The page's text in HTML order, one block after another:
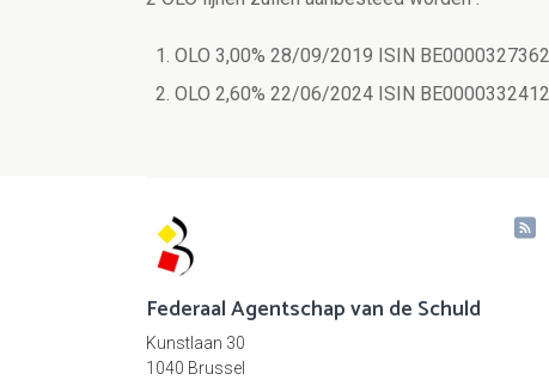
OLO 3,00% 28/09/2019 ISIN
OLO 2,60% 22/06/2024 ISIN
Federaal Agentschap van de Schuld
Kunstlaan 30
1040 Brussel